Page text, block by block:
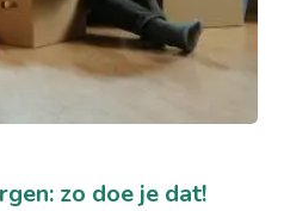
zo doe je dat!